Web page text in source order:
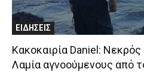
ΕΙΔΗΣΕΙΣ
Κακοκαιρία Daniel:
Λαμία αγνοούμενους από